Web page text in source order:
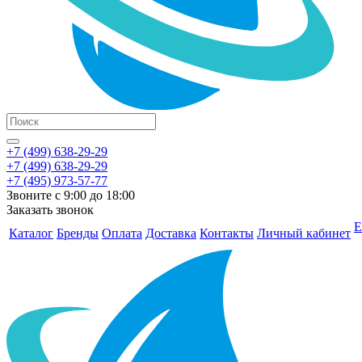
+7 (499) 638-29-29
+7 (499) 638-29-29
+7 (495) 973-57-77
Звоните с 9:00 до 18:00
Заказать звонок
Каталог Бренды Оплата Доставка Контакты Личный кабинет